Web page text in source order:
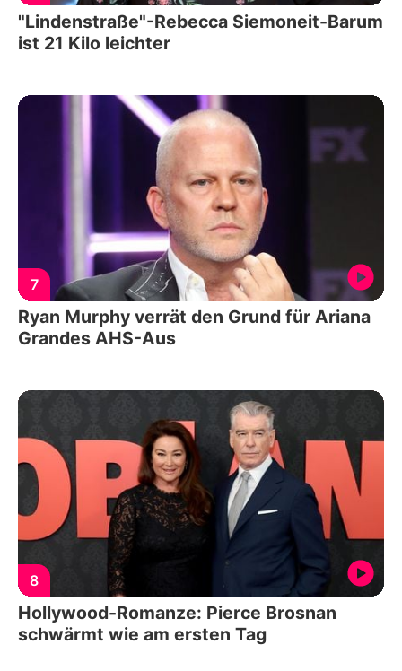
"Lindenstraße"-Rebecca Siemoneit-Barum
ist 21 Kilo leichter
7
Ryan Murphy verrät den Grund für Ariana
Grandes AHS-Aus
8
Hollywood-Romanze: Pierce Brosnan
schwärmt wie am ersten Tag